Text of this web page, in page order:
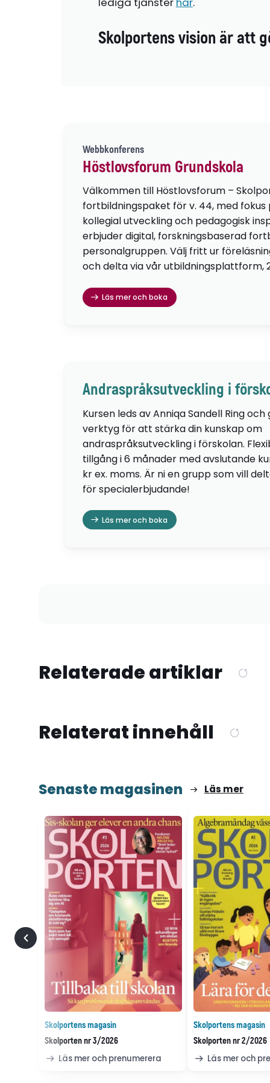
Skolportens vision är att
Webbkonferens
Höstlovsforum Grundskola
Välkommen till Höstlovsforum –
fortbildningspaket för v. 44, med fokus
kollegial utveckling och pedagogisk
erbjuder digital, forskningsbaserad
personalgruppen. Välj fritt ur
och delta via vår utbildningsplattform,
Läs mer och boka
Andraspråksutveckling i
Kursen leds av Anniqa Sandell Ring
verktyg för att stärka din kunskap om
andraspråksutveckling i förskolan.
tillgång i 6 månader med avslutande
kr ex. moms. Är ni en grupp som vill
för specialerbjudande!
Läs mer och boka
Relaterade artiklar
Relaterat innehåll
Senaste magasinen Läs mer
Skolportens magasin
Skolporten nr 3/2026
Läs mer och prenumerera
Skolportens magasin
Skolporten nr 2/2026
Läs mer och